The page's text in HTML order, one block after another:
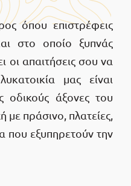
όπου επιστρέφεις
στο οποίο ξυπνάς
οι απαιτήσεις σου να
μας είναι
οδικούς άξονες του
με πράσινο, πλατείες,
που εξυπηρετούν την